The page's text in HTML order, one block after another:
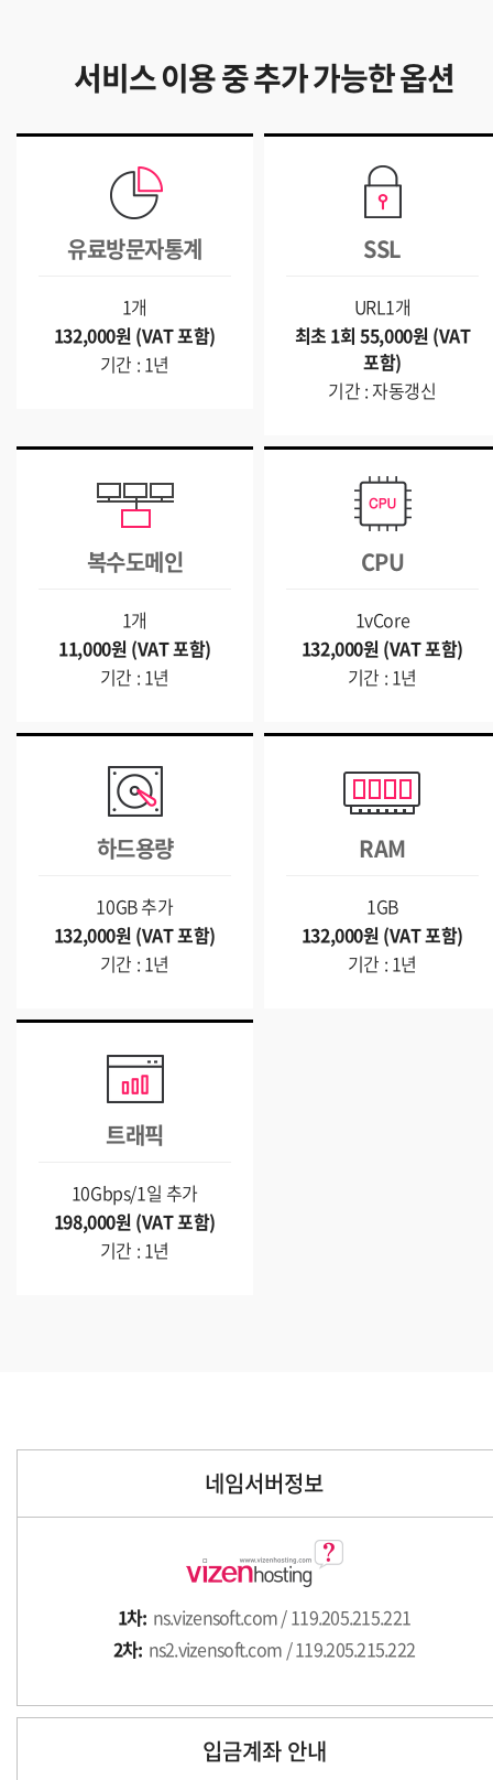
서비스 이용 중 추가 가능한 옵션
유료방문자통계
1개
132,000원 (VAT 포함)
기간 : 1년
SSL
URL1개
최초 1회 55,000원 (VAT
포함)
기간 : 자동갱신
복수도메인
1개
11,000원 (VAT 포함)
기간 : 1년
CPU
1vCore
132,000원 (VAT 포함)
기간 : 1년
하드용량
10GB 추가
132,000원 (VAT 포함)
기간 : 1년
RAM
1GB
132,000원 (VAT 포함)
기간 : 1년
트래픽
10Gbps/1일 추가
198,000원 (VAT 포함)
기간 : 1년
네임서버정보
1차: ns.vizensoft.com / 119.205.215.221
2차: ns2.vizensoft.com / 119.205.215.222
입금계좌 안내